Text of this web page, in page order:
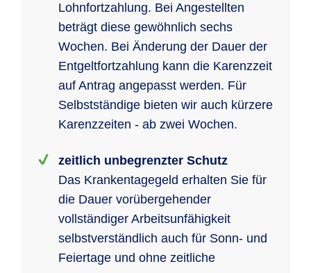
Lohnfortzahlung. Bei Angestellten
beträgt diese gewöhnlich sechs
Wochen. Bei Änderung der Dauer der
Entgeltfortzahlung kann die Karenzzeit
auf Antrag angepasst werden. Für
Selbstständige bieten wir auch kürzere
Karenzzeiten - ab zwei Wochen.
zeitlich unbegrenzter Schutz
Das Krankentagegeld erhalten Sie für
die Dauer vorübergehender
vollständiger Arbeitsunfähigkeit
selbstverständlich auch für Sonn- und
Feiertage und ohne zeitliche